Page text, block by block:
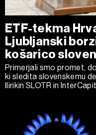
ETF-tekma
Ljubljanski
košarico
Primerjali smo promet,
ki sledita slovenskemu
Ilirikin SLOTR in